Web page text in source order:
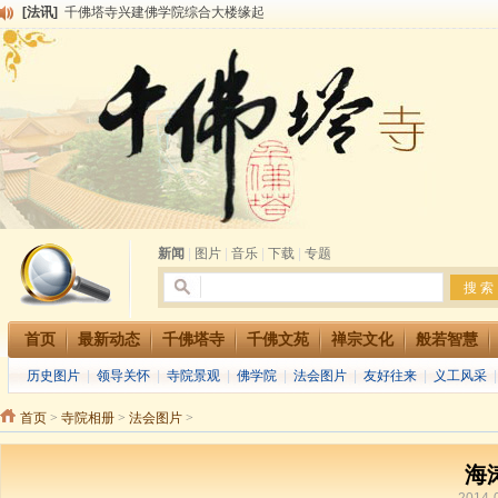
[法讯] 千佛塔寺兴建佛学院综合大楼缘起
[法讯]
千佛塔寺阅藏堂周末阅藏报名通知
清明节祭祖报恩地藏法会
[法讯]
本寺方丈上明下慧尼和尚开讲《六祖坛经》
[法讯] 2015-3-26师父于法堂对大众的开示
[法讯]
广东千佛塔寺云门佛学院女众部 2016年招生简章
[法讯]
恭请海涛法师莅临千佛塔寺弘法
[法讯]
2014年七月大法会 祈福息灾地藏七 冥阳两利普渡群蒙盂兰盆
[法讯] 千佛塔寺云门佛学院女众部2014年招生简章
新闻
图片 音乐 下载 专题
首页 最新动态 千佛塔寺 千佛文苑 禅宗文化 般若智慧
历史图片 领导关怀 寺院景观 佛学院 法会图片 友好往来 义工风采
首页 > 寺院相册 > 法会图片 >
海